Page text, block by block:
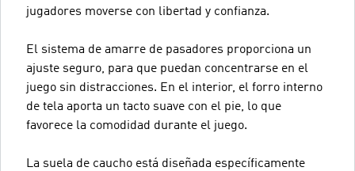
jugadores moverse con libertad y confianza.
El sistema de amarre de pasadores proporciona un
ajuste seguro, para que puedan concentrarse en el
juego sin distracciones. En el interior, el forro interno
de tela aporta un tacto suave con el pie, lo que
favorece la comodidad durante el juego.
La suela de caucho está diseñada específicamente